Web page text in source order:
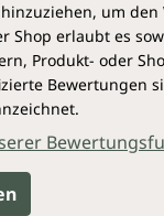
Buch "Die
ist ein Schatz.
zu verstehen, egal
oder nur ein
Buch auch bei
Wissen als
ausreichend.
dieses Buch zur
um
Shop erlaubt es
Produkt- oder
Bewertungen